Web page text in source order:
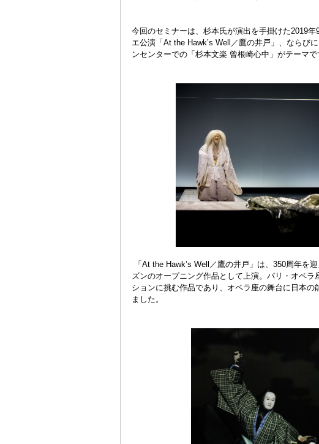
今回のセミナーは、杉本氏が演出を手掛けた2019
エ公演「At the Hawk’s Well／鷹の井戸」、ならび
ンセンターでの「杉本文楽 曾根崎心中」がテーマで
「At the Hawk’s Well／鷹の井戸」は、350周年を
ズンのオープニング作品として上演。パリ・オペ
ションに挑む作品であり、オペラ座の舞台に日本の
ました。